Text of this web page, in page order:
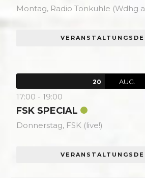
Montag, Radio Tonkuhle (Wdhg
20 AUG.
17:00 -19:00
FSK SPECIAL
Donnerstag, FSK (live!)